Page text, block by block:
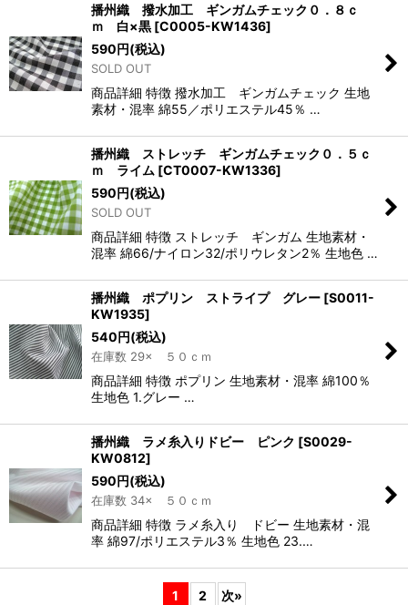
播州織 撥水加工 ギンガムチェック０．８ｃ
ｍ 白×黒 [C0005-KW1436]
590円(税込)
SOLD OUT
商品詳細 特徴 撥水加工 ギンガムチェック 生地
素材・混率 綿55／ポリエステル45％ …
播州織 ストレッチ ギンガムチェック０．５ｃ
ｍ ライム [CT0007-KW1336]
590円(税込)
SOLD OUT
商品詳細 特徴 ストレッチ ギンガム 生地素材・
混率 綿66/ナイロン32/ポリウレタン2％ 生地色 …
播州織 ポプリン ストライプ グレー [S0011-
KW1935]
540円(税込)
在庫数 29× ５０ｃｍ
商品詳細 特徴 ポプリン 生地素材・混率 綿100％
生地色 1.グレー …
播州織 ラメ糸入りドビー ピンク [S0029-
KW0812]
590円(税込)
在庫数 34× ５０ｃｍ
商品詳細 特徴 ラメ糸入り ドビー 生地素材・混
率 綿97/ポリエステル3％ 生地色 23.…
1 2 次»